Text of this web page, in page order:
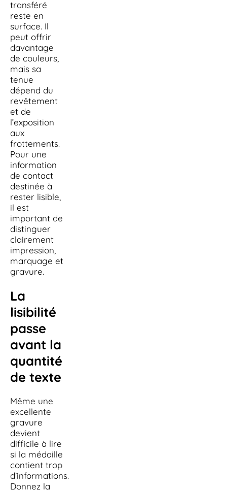
transféré
reste en
surface. Il
peut offrir
davantage
de couleurs,
mais sa
tenue
dépend du
revêtement
et de
l’exposition
aux
frottements.
Pour une
information
de contact
destinée à
rester lisible,
il est
important de
distinguer
clairement
impression,
marquage et
gravure.
La
lisibilité
passe
avant la
quantité
de texte
Même une
excellente
gravure
devient
difficile à lire
si la médaille
contient trop
d’informations.
Donnez la